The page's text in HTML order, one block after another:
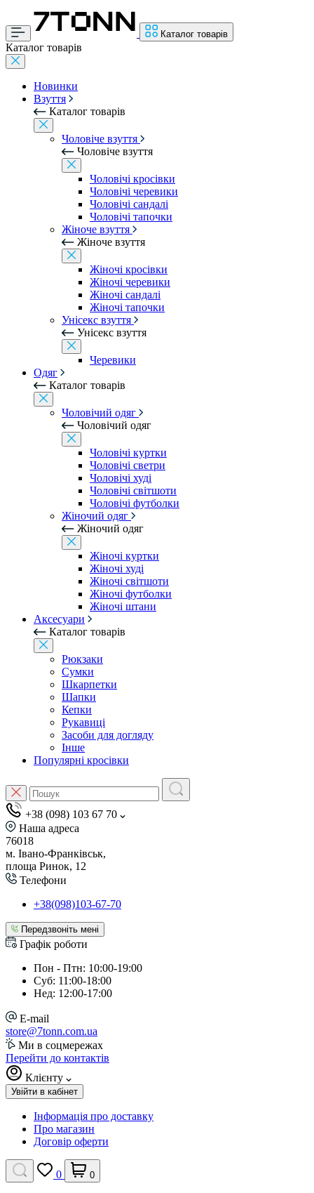
Каталог товарів
Каталог товарів
Новинки
Взуття
Каталог товарів
Чоловіче взуття
Чоловіче взуття
Чоловічі кросівки
Чоловічі черевики
Чоловічі сандалі
Чоловічі тапочки
Жіноче взуття
Жіноче взуття
Жіночі кросівки
Жіночі черевики
Жіночі сандалі
Жіночі тапочки
Унісекс взуття
Унісекс взуття
Черевики
Одяг
Каталог товарів
Чоловічий одяг
Чоловічий одяг
Чоловічі куртки
Чоловічі светри
Чоловічі худі
Чоловічі світшоти
Чоловічі футболки
Жіночий одяг
Жіночий одяг
Жіночі куртки
Жіночі худі
Жіночі світшоти
Жіночі футболки
Жіночі штани
Аксесуари
Каталог товарів
Рюкзаки
Сумки
Шкарпетки
Шапки
Кепки
Рукавиці
Засоби для догляду
Інше
Популярні кросівки
+38 (098) 103 67 70
Наша адреса
76018
м. Івано-Франківськ,
площа Ринок, 12
Телефони
+38(098)103-67-70
Передзвоніть мені
Графік роботи
Пон - Птн: 10:00-19:00
Суб: 11:00-18:00
Нед: 12:00-17:00
E-mail
store@7tonn.com.ua
Ми в соцмережах
Перейти до контактів
Клієнту
Увійти в кабінет
Інформація про доставку
Про магазин
Договір оферти
0 0